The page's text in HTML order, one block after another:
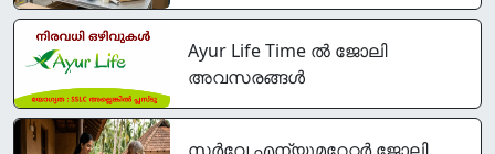
Ayur Life Time ൽ ജോലി
അവസരങ്ങൾ